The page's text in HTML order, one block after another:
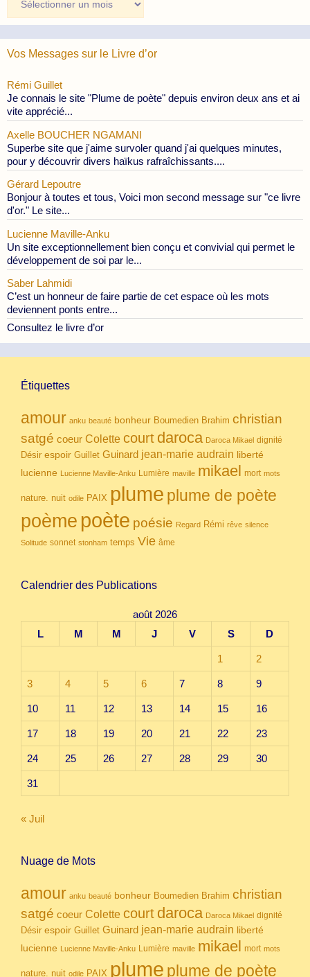
des
Publications
Vos Messages sur le Livre d’or
Rémi Guillet
Je connais le site "Plume de poète" depuis environ deux ans et ai
vite apprécié...
Axelle BOUCHER NGAMANI
Superbe site que j'aime survoler quand j'ai quelques minutes,
pour y découvrir divers haïkus rafraîchissants....
Gérard Lepoutre
Bonjour à toutes et tous, Voici mon second message sur "ce livre
d'or." Le site...
Lucienne Maville-Anku
Un site exceptionnellement bien conçu et convivial qui permet le
développement de soi par le...
Saber Lahmidi
C’est un honneur de faire partie de cet espace où les mots
deviennent ponts entre...
Consultez le livre d’or
Étiquettes
amour anku beauté bonheur Boumedien Brahim christian
satgé coeur Colette court daroca Daroca Mikael dignité
Désir espoir Guillet Guinard jean-marie audrain liberté
lucienne Lucienne Maville-Anku Lumière maville mikael mort mots
nature. nuit odile PAIX plume plume de poète
poème poète poésie Regard Rémi rêve silence
Solitude sonnet stonham temps Vie âme
Calendrier des Publications
août 2026
L
M M J V S D
1 2
3 4 5 6 7 8 9
10 11 12 13 14 15 16
17 18 19 20 21 22 23
24 25 26 27 28 29 30
31
« Juil
Nuage de Mots
amour anku beauté bonheur Boumedien Brahim christian
satgé coeur Colette court daroca Daroca Mikael dignité
Désir espoir Guillet Guinard jean-marie audrain liberté
lucienne Lucienne Maville-Anku Lumière maville mikael mort mots
nature. nuit odile PAIX plume plume de poète